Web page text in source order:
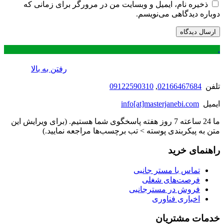
ذخیره نام، ایمیل و وبسایت من در مرورگر برای زمانی که
دوباره دیدگاهی می‌نویسم.
.
رفتن به بالا
تلفن 02166467684
,
09122590310
ایمیل info[at]masterjanebi.com
ما 24 ساعته 7 روز هفته پاسخگوی شما هستیم. (برای ویرایش این
متن به پیکربندی پوسته > تب برچسب‌ها مراجعه نمایید.)
راهنمای خرید
تماس با مستر جانبی
فرصت‌های شغلی
فروش در مسترجانبی
اخباری فناوری
خدمات مشتریان